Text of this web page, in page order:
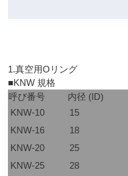
1.真空用Oリング
■KNW 規格
呼び番号
内径 (ID)
KNW-10
15
KNW-16
18
KNW-20
25
KNW-25
28